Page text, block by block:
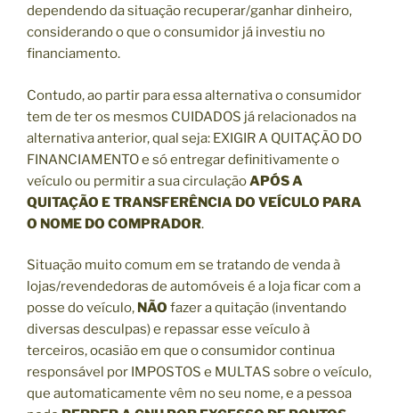
dependendo da situação recuperar/ganhar dinheiro,
considerando o que o consumidor já investiu no
financiamento.
Contudo, ao partir para essa alternativa o consumidor
tem de ter os mesmos CUIDADOS já relacionados na
alternativa anterior, qual seja: EXIGIR A QUITAÇÃO DO
FINANCIAMENTO e só entregar definitivamente o
veículo ou permitir a sua circulaçãoAPÓS A
QUITAÇÃO E TRANSFERÊNCIA DO VEÍCULO PARA
O NOME DO COMPRADOR.
Situação muito comum em se tratando de venda à
lojas/revendedoras de automóveis é a loja ficar com a
posse do veículo, NÃO fazer a quitação (inventando
diversas desculpas) e repassar esse veículo à
terceiros, ocasião em que o consumidor continua
responsável por IMPOSTOS e MULTAS sobre o veículo,
que automaticamente vêm no seu nome, e a pessoa